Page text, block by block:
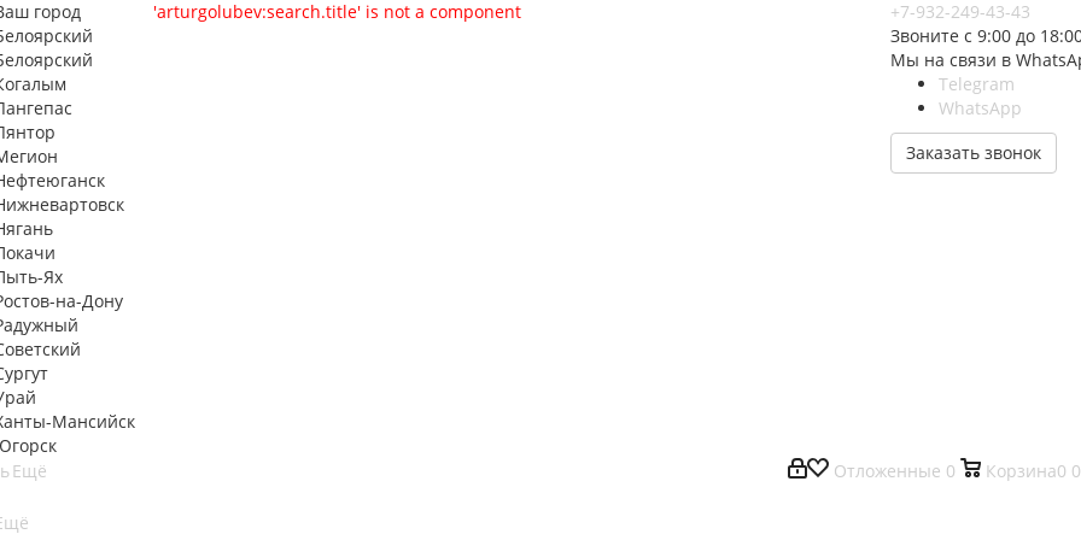
город
Ях
на-Дону
Мансийск
'arturgolubev:search.title' is not a component
+7-932-249-43-43
Звоните с 9:00 до
Мы на связи в
Telegram
WhatsApp
Заказать звонок
Отложенные 0 Корзина0 0
Ещё